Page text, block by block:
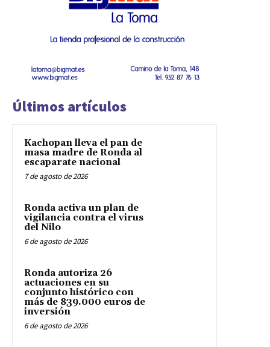
Últimos artículos
Kachopan lleva el pan de
masa madre de Ronda al
escaparate nacional
7 de agosto de 2026
Ronda activa un plan de
vigilancia contra el virus
del Nilo
6 de agosto de 2026
Ronda autoriza 26
actuaciones en su
conjunto histórico con
más de 839.000 euros de
inversión
6 de agosto de 2026